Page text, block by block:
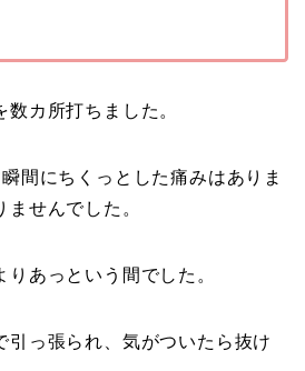
カ所打ちました。
間にちくっとした痛みはありま
ませんでした。
あっという間でした。
引っ張られ、気がついたら抜け